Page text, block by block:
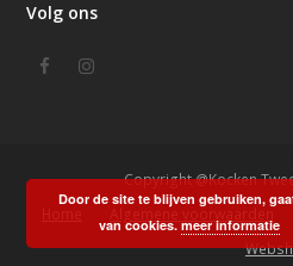
Volg ons
FacebookInstagram
Copyright @Kocken
Algemene voorwaarden
Door de site te blijven gebruiken,
van cookies. meer informatie